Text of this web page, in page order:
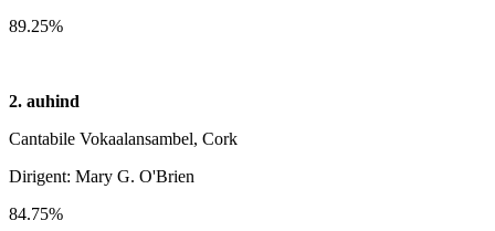
89.25%
2. auhind
Cantabile Vokaalansambel, Cork
Dirigent: Mary G. O'Brien
84.75%